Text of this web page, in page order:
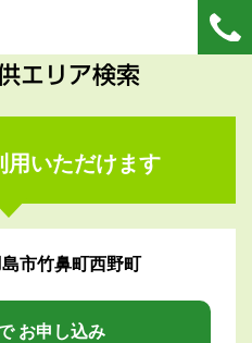
エリア検索
用いただけます
市竹鼻町西野町
お申し込み